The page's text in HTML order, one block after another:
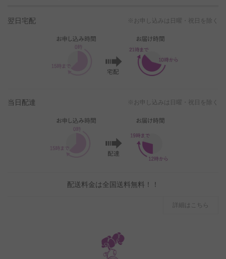
翌日宅配 ※お申し込みは日曜・祝日を除く
当日配達 ※お申し込みは日曜・祝日を除く
配送料金は全国送料無料！！
詳細はこちら